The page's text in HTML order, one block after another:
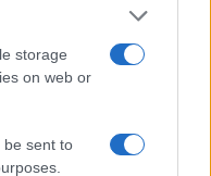
storage
on web or
be sent to
το
της τιμής του
των τιμολογίων
χώρας μας